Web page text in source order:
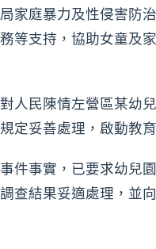
家庭暴力及性侵害防
等支持，協助女童及
人民陳情左營區某幼
定妥善處理，啟動教
件事實，已要求幼兒
查結果妥適處理，並